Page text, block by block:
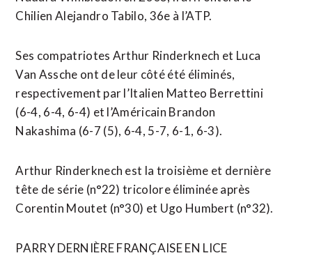
Chilien Alejandro Tabilo, 36e à l’ATP.
Ses compatriotes Arthur Rinderknech et Luca
Van Assche ​ont de leur ​côté été éliminés,
respectivement par l’Italien Matteo Berrettini
(6-4, 6-4, 6-4) et l’Américain Brandon
Nakashima (6-7 (5), 6-4, 5-7, 6-1, 6-3).
Arthur Rinderknech est la troisième ​et dernière
tête de série (n°22) tricolore éliminée après
Corentin Moutet (n°30) et Ugo Humbert (n°32).
PARRY DERNIÈRE FRANÇAISE EN LICE